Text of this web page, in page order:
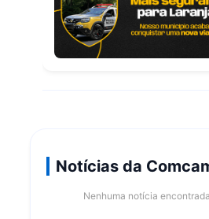
Notícias da
Nenhuma notícia